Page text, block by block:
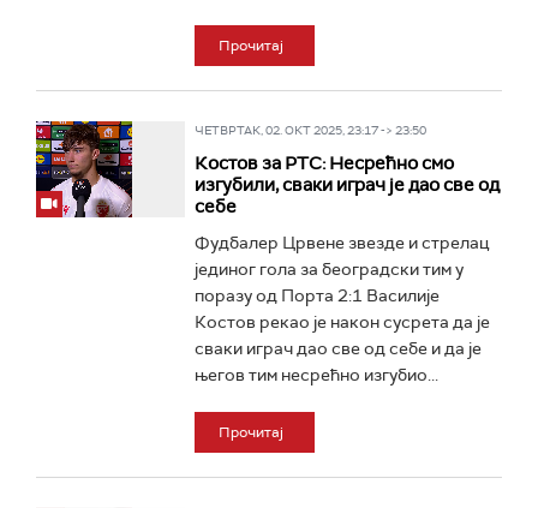
Прочитај
ЧЕТВРТАК, 02. ОКТ 2025, 23:17 -> 23:50
Костов за РТС: Несрећно смо
изгубили, сваки играч је дао све од
себе
Фудбалер Црвене звезде и стрелац
јединог гола за београдски тим у
поразу од Порта 2:1 Василије
Костов рекао је након сусрета да је
сваки играч дао све од себе и да је
његов тим несрећно изгубио...
Прочитај